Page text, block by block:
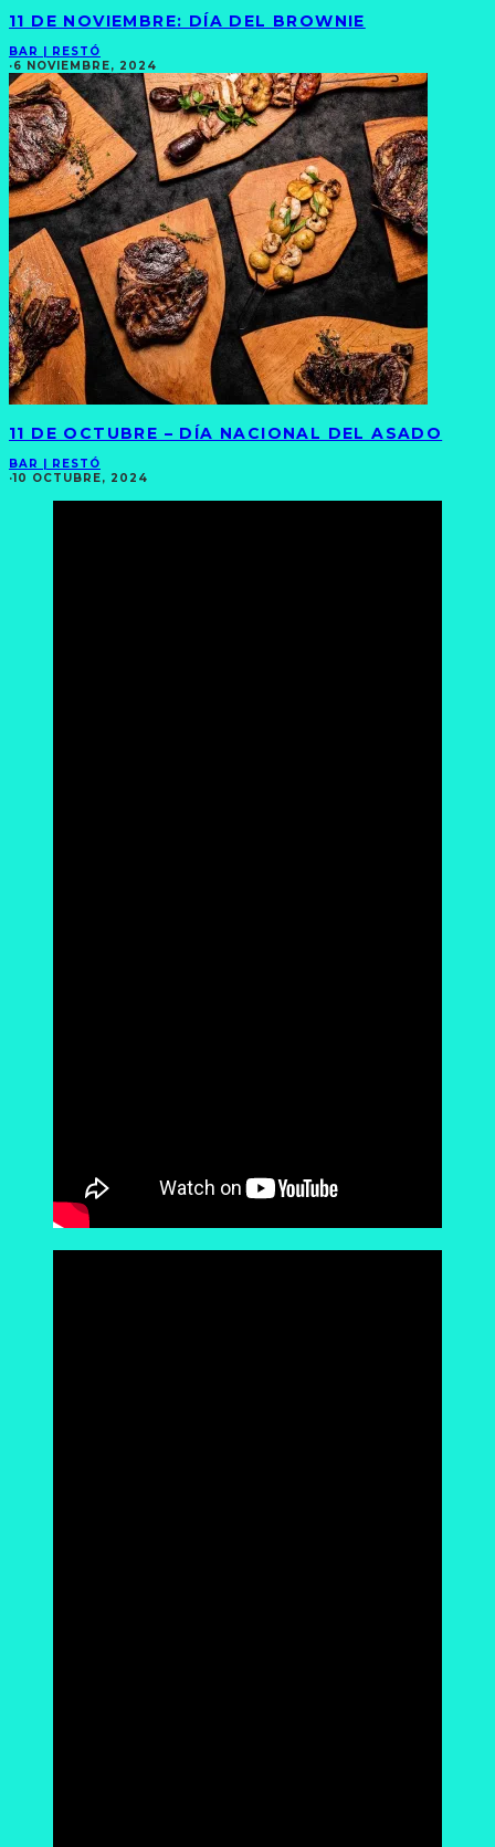
11 DE NOVIEMBRE: DÍA DEL BROWNIE
BAR | RESTÓ
·6 NOVIEMBRE, 2024
11 DE OCTUBRE – DÍA NACIONAL DEL ASADO
BAR | RESTÓ
·10 OCTUBRE, 2024